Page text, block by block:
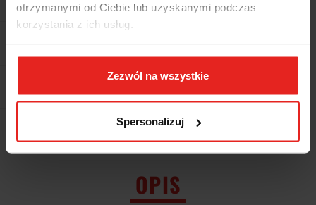
otrzymanymi od Ciebie lub uzyskanymi podczas
korzystania z ich usług.
Zezwól na wszystkie
Spersonalizuj
Wysyłka+2dni (dostawa 0 od 1000zł net.*)
OPIS